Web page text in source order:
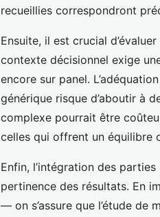
recueillies correspondront
Ensuite, il est crucial
contexte décisionnel exige
encore sur panel.
générique risque d’aboutir à
complexe pourrait être
celles qui offrent un équilibre
Enfin, l’intégration des
pertinence des résultats. En
— on s’assure que l’étude de